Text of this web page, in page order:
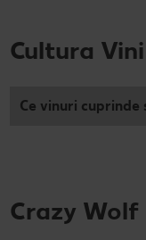
Cultura Vini
Ce vinuri
Crazy Wolf